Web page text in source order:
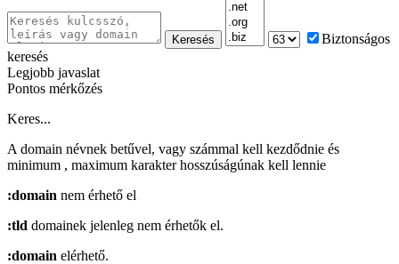
Keresés
Biztonságos
keresés
Legjobb javaslat
Pontos mérkőzés
Keres...
A domain névnek betűvel, vagy számmal kell kezdődnie és
minimum , maximum karakter hosszúságúnak kell lennie
:domain nem érhető el
:tld domainek jelenleg nem érhetők el.
:domain elérhető.